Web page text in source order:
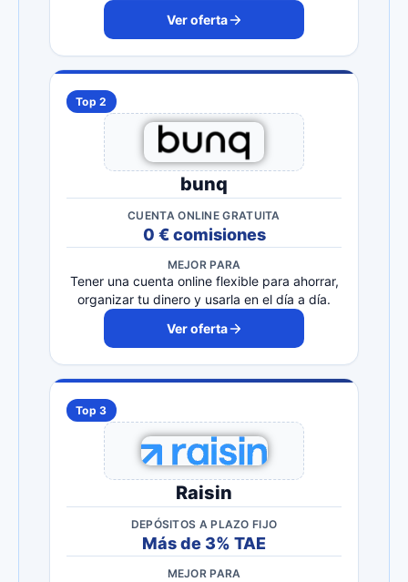
Ver oferta
Top 2
bunq
CUENTA ONLINE GRATUITA
0 € comisiones
MEJOR PARA
Tener una cuenta online flexible para ahorrar,
organizar tu dinero y usarla en el día a día.
Ver oferta
Top 3
Raisin
DEPÓSITOS A PLAZO FIJO
Más de 3% TAE
MEJOR PARA